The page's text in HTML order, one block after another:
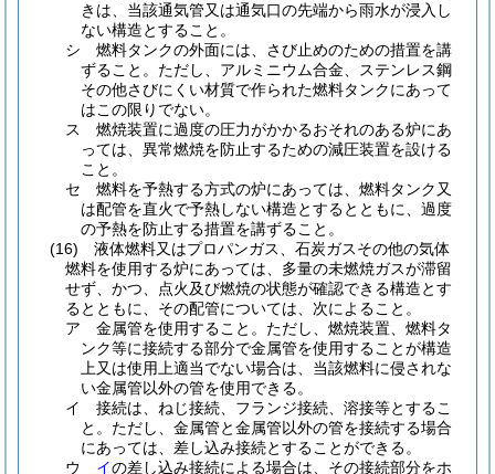
きは、当該通気管又は通気口の先端から雨水が浸入し
ない構造とすること。
シ
燃料タンクの外面には、さび止めのための措置を講
ずること。 ただし、アルミニウム合金、ステンレス鋼
その他さびにくい材質で作られた燃料タンクにあって
はこの限りでない。
ス
燃焼装置に過度の圧力がかかるおそれのある炉にあ
っては、異常燃焼を防止するための減圧装置を設ける
こと。
セ
燃料を予熱する方式の炉にあっては、燃料タンク又
は配管を直火で予熱しない構造とするとともに、過度
の予熱を防止する措置を講ずること。
(16)
液体燃料又はプロパンガス、石炭ガスその他の気体
燃料を使用する炉にあっては、多量の未燃焼ガスが滞留
せず、かつ、点火及び燃焼の状態が確認できる構造とす
るとともに、その配管については、次によること。
ア
金属管を使用すること。 ただし、燃焼装置、燃料タ
ンク等に接続する部分で金属管を使用することが構造
上又は使用上適当でない場合は、当該燃料に侵されな
い金属管以外の管を使用できる。
イ
接続は、ねじ接続、フランジ接続、溶接等とするこ
と。 ただし、金属管と金属管以外の管を接続する場合
にあっては、差し込み接続とすることができる。
ウ
イの差し込み接続による場合は、その接続部分をホ